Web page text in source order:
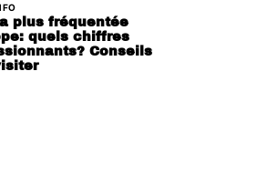
plus fréquentée
quels chiffres
Conseils